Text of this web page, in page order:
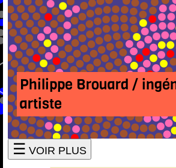
Philippe Brouard /
artiste
☰ VOIR PLUS